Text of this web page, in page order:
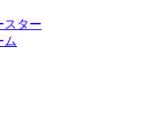
スター
ム